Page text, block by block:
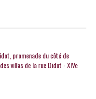
promenade du côté de
villas de la rue Didot - XIVe